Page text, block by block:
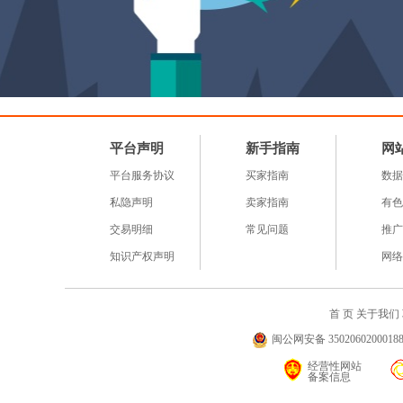
平台声明
平台服务协议
私隐声明
交易明细
知识产权声明
新手指南
买家指南
卖家指南
常见问题
网
数
有
推
网
首 页 关于我们
闽公网安备
经营性网站
备案信息